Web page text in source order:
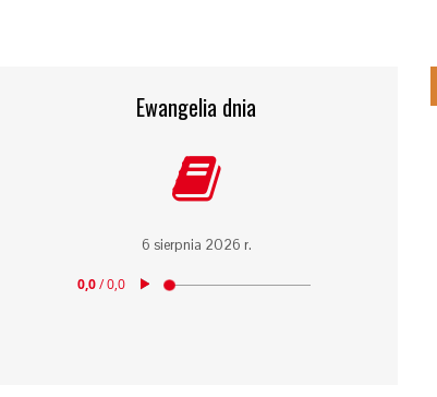
Ewangelia dnia
6 sierpnia 2026 r.